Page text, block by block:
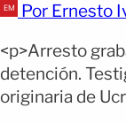
Por Ernesto
<p>Arresto
detención.
originaria de